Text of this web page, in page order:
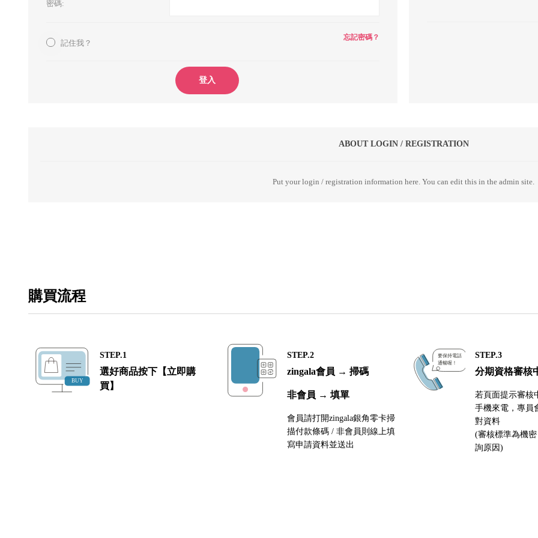
密碼:
記住我？
忘記密碼？
登入
ABOUT LOGIN / REGISTRATION
Put your login / registration information here. You can edit this in the admin site.
購買流程
STEP.1
選好商品按下【立即購
買】
STEP.2
zingala會員 → 掃碼
非會員 → 填單
會員請打開zingala銀角零卡掃
描付款條碼 / 非會員則線上填
寫申請資料並送出
STEP.3
分期資格審核
若頁面提示審核
手機來電，專員
對資料
(審核標準為機
詢原因)